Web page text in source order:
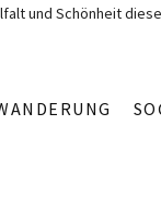
und Schönheit